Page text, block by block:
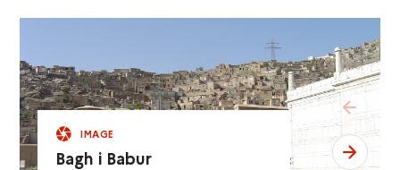
IMAGE
Bagh i Babur
see
see